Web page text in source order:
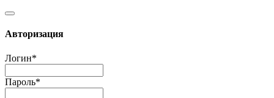
Авторизация
Логин*
Пароль*